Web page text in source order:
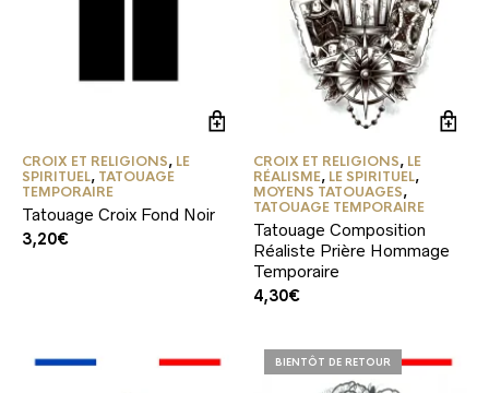
CROIX ET RELIGIONS, LE
SPIRITUEL, TATOUAGE
TEMPORAIRE
Tatouage Croix Fond Noir
3,20€
CROIX ET RELIGIONS, LE
RÉALISME, LE SPIRITUEL,
MOYENS TATOUAGES,
TATOUAGE TEMPORAIRE
Tatouage Composition
Réaliste Prière Hommage
Temporaire
4,30€
BIENTÔT DE RETOUR